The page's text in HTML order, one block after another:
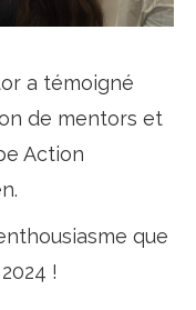
a témoigné
de mentors et
Action
que
!